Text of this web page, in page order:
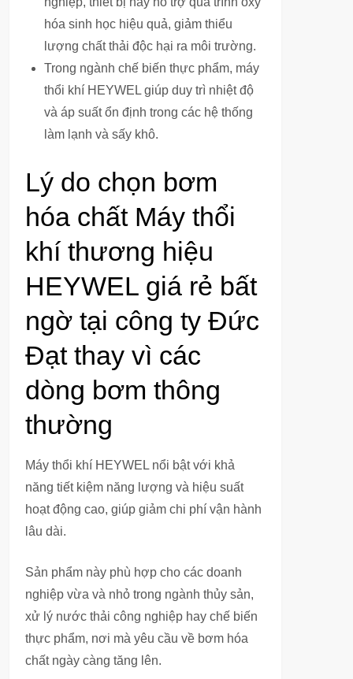
hóa sinh học hiệu quả, giảm thiểu
lượng chất thải độc hại ra môi trường.
Trong ngành chế biến thực phẩm, máy
thổi khí HEYWEL giúp duy trì nhiệt độ
và áp suất ổn định trong các hệ thống
làm lạnh và sấy khô.
Lý do chọn bơm
hóa chất Máy thổi
khí thương hiệu
HEYWEL giá rẻ bất
ngờ tại công ty Đức
Đạt thay vì các
dòng bơm thông
thường
Máy thổi khí HEYWEL nổi bật với khả
năng tiết kiệm năng lượng và hiệu suất
hoạt động cao, giúp giảm chi phí vận hành
lâu dài.
Sản phẩm này phù hợp cho các doanh
nghiệp vừa và nhỏ trong ngành thủy sản,
xử lý nước thải công nghiệp hay chế biến
thực phẩm, nơi mà yêu cầu về bơm hóa
chất ngày càng tăng lên.